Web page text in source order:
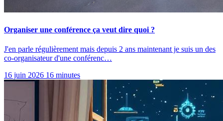
Organiser une conférence ça veut dire quoi ?
J'en parle régulièrement mais depuis 2 ans maintenant je suis un des
co-organisateur d'une conférenc…
16 juin 2026 16 minutes